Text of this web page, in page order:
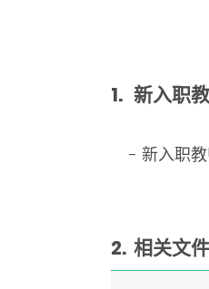
1. 新入职
- 新入职
2. 相关文件